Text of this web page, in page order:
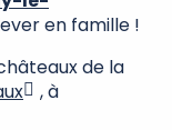
en famille !
de la
, à